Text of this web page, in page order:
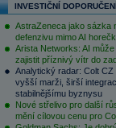
INVESTIČNÍ DOPORUČENÍ
AstraZeneca jako sázka
defenzivu mimo AI
Arista Networks: AI může
zajistit příznivý vítr do
Analytický radar: Colt
vyšší marži, širší
stabilnějšímu byznysu
Nové střelivo pro další
mění cílovou cenu pro